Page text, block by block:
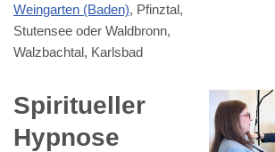
Weingarten (Baden), Pfinztal,
Stutensee oder Waldbronn,
Walzbachtal, Karlsbad
Spiritueller
Hypnose